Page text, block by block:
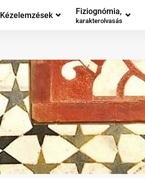
Kézelemzések Fiziognómia,
karakterolvasás